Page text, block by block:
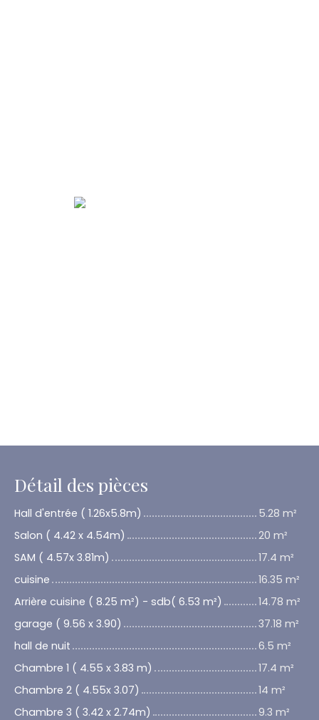
Détail des pièces
Hall d'entrée ( 1.26x5.8m)
5.28 m²
Salon ( 4.42 x 4.54m)
20 m²
SAM ( 4.57x 3.81m)
17.4 m²
cuisine
16.35 m²
Arrière cuisine ( 8.25 m²) - sdb( 6.53 m²)
14.78 m²
garage ( 9.56 x 3.90)
37.18 m²
hall de nuit
6.5 m²
Chambre 1 ( 4.55 x 3.83 m)
17.4 m²
Chambre 2 ( 4.55x 3.07)
14 m²
Chambre 3 ( 3.42 x 2.74m)
9.3 m²